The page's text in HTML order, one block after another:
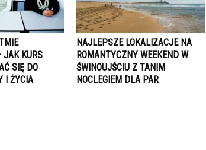
JAK KURS
SIĘ DO
I ŻYCIA
NAJLEPSZE LOKALIZACJE NA
ROMANTYCZNY WEEKEND W
ŚWINOUJŚCIU Z TANIM
NOCLEGIEM DLA PAR